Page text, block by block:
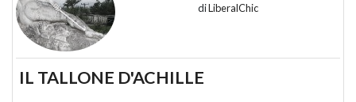
diLiberalChic
IL TALLONE D'ACHILLE